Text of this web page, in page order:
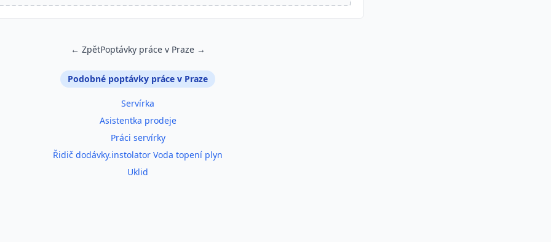
← ZpětPoptávky práce v Praze →
Podobné poptávky práce v Praze
Servírka
Asistentka prodeje
Práci servírky
Řidič dodávky.instolator Voda topení plyn
Uklid